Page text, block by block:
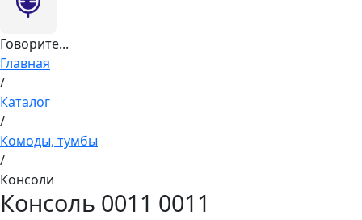
Говорите...
Главная
/
Каталог
/
Комоды, тумбы
/
Консоли
Консоль 0011 0011